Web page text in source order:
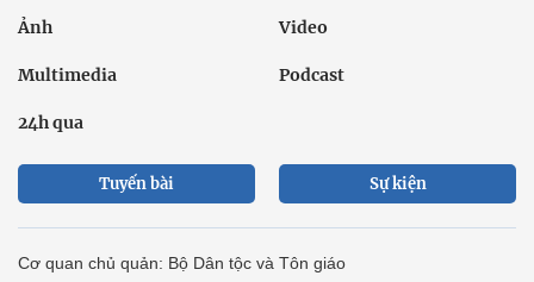
Ảnh Video
Multimedia Podcast
24h qua
Tuyến bài Sự kiện
Cơ quan chủ quản: Bộ Dân tộc và Tôn giáo